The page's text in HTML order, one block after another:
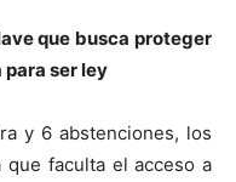
que busca proteger
ser ley
y 6 abstenciones, los
que faculta el acceso a